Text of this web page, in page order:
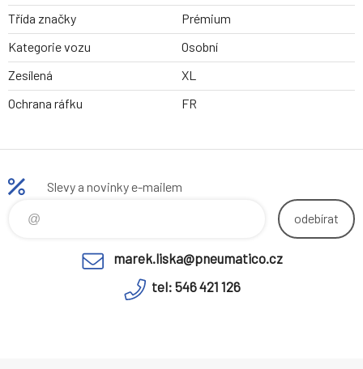
Třída značky
Prémium
Kategorie vozu
Osobní
Zesílená
XL
Ochrana ráfku
FR
Slevy a novinky e-mailem
odebírat
marek.liska@pneumatico.cz
tel: 546 421 126